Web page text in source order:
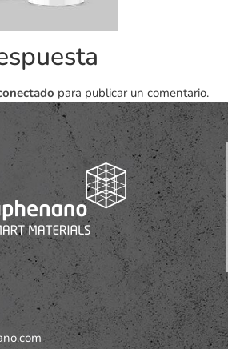
para publicar un comentario.